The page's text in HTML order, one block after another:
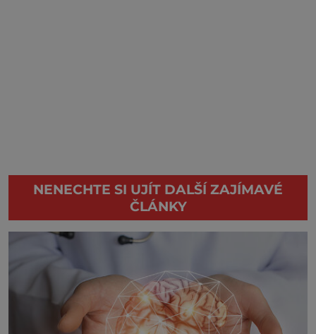
NENECHTE SI UJÍT DALŠÍ ZAJÍMAVÉ
ČLÁNKY